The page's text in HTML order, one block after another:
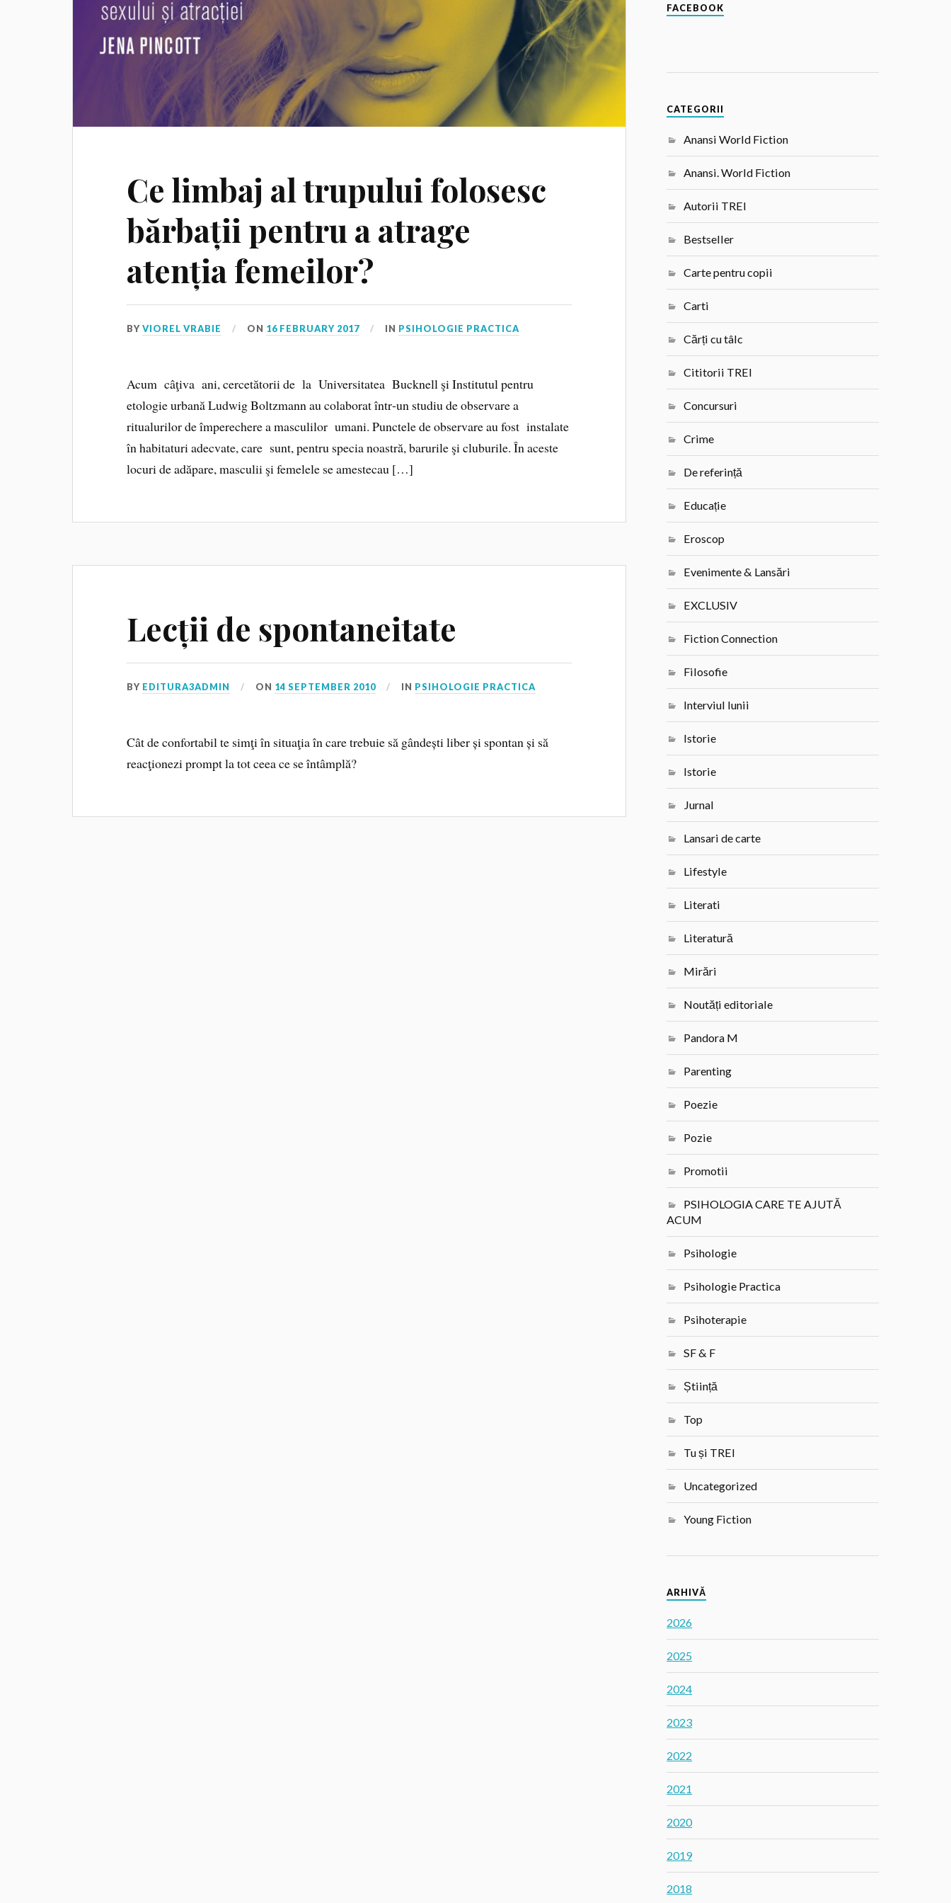
Ce limbaj al trupului folosesc
bărbații pentru a atrage
atenția femeilor?
BYVIOREL VRABIE ON 16 FEBRUARY 2017 IN PSIHOLOGIE PRACTICA
Acum câţiva ani, cercetătorii de la Universitatea Bucknell şi Institutul pentru
etologie urbană Ludwig Boltzmann au colaborat într‑un studiu de observare a
ritualurilor de împerechere a masculilor umani. Punctele de observare au fost instalate
în habitaturi adecvate, care sunt, pentru specia noastră, barurile şi cluburile. În aceste
locuri de adăpare, masculii şi femelele se amestecau […]
Lecții de spontaneitate
BY EDITURA3ADMIN ON 14 SEPTEMBER 2010 IN PSIHOLOGIE PRACTICA
Cât de confortabil te simţi în situaţia în care trebuie să gândești liber și spontan și să
reacţionezi prompt la tot ceea ce se întâmplă?
FACEBOOK
CATEGORII
Anansi World Fiction
Anansi. World Fiction
Autorii TREI
Bestseller
Carte pentru copii
Carti
Cărți cu tâlc
Cititorii TREI
Concursuri
Crime
De referință
Educație
Eroscop
Evenimente & Lansări
EXCLUSIV
Fiction Connection
Filosofie
Interviul lunii
Istorie
Istorie
Jurnal
Lansari de carte
Lifestyle
Literati
Literatură
Mirări
Noutăți editoriale
Pandora M
Parenting
Poezie
Pozie
Promotii
PSIHOLOGIA CARE TE AJUTĂ
ACUM
Psihologie
Psihologie Practica
Psihoterapie
SF & F
Știință
Top
Tu și TREI
Uncategorized
Young Fiction
ARHIVĂ
2026
2025
2024
2023
2022
2021
2020
2019
2018